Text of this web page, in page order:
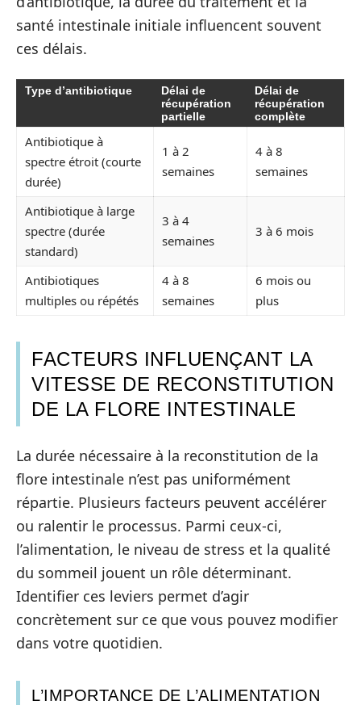
santé intestinale initiale influencent souvent
ces délais.
Type d’antibiotique
Délai de
récupération
partielle
Délai de
récupération
complète
Antibiotique à
spectre étroit (courte
durée)
1 à 2
semaines
4 à 8
semaines
Antibiotique à large
spectre (durée
standard)
3 à 4
semaines
3 à 6 mois
Antibiotiques
multiples ou répétés
4 à 8
semaines
6 mois ou
plus
FACTEURS INFLUENÇANT LA
VITESSE DE RECONSTITUTION
DE LA FLORE INTESTINALE
La durée nécessaire à la reconstitution de la
flore intestinale n’est pas uniformément
répartie. Plusieurs facteurs peuvent accélérer
ou ralentir le processus. Parmi ceux-ci,
l’alimentation, le niveau de stress et la qualité
du sommeil jouent un rôle déterminant.
Identifier ces leviers permet d’agir
concrètement sur ce que vous pouvez modifier
dans votre quotidien.
L’IMPORTANCE DE L’ALIMENTATION